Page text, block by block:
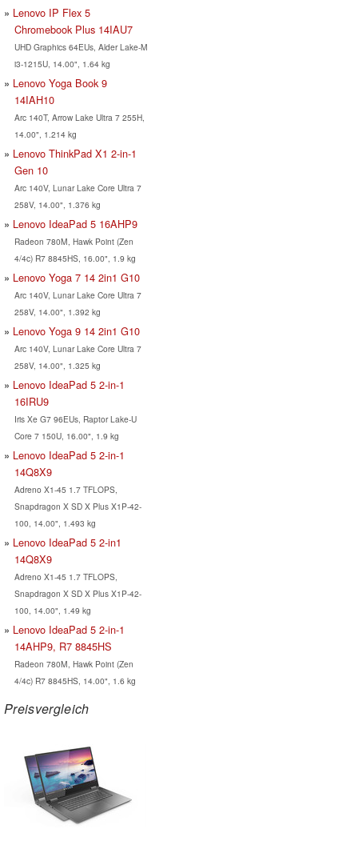
Lenovo IP Flex 5
Chromebook Plus 14IAU7
UHD Graphics 64EUs, Alder Lake-M
i3-1215U, 14.00", 1.64 kg
Lenovo Yoga Book 9
14IAH10
Arc 140T, Arrow Lake Ultra 7 255H,
14.00", 1.214 kg
Lenovo ThinkPad X1 2-in-1
Gen 10
Arc 140V, Lunar Lake Core Ultra 7
258V, 14.00", 1.376 kg
Lenovo IdeaPad 5 16AHP9
Radeon 780M, Hawk Point (Zen
4/4c) R7 8845HS, 16.00", 1.9 kg
Lenovo Yoga 7 14 2in1 G10
Arc 140V, Lunar Lake Core Ultra 7
258V, 14.00", 1.392 kg
Lenovo Yoga 9 14 2in1 G10
Arc 140V, Lunar Lake Core Ultra 7
258V, 14.00", 1.325 kg
Lenovo IdeaPad 5 2-in-1
16IRU9
Iris Xe G7 96EUs, Raptor Lake-U
Core 7 150U, 16.00", 1.9 kg
Lenovo IdeaPad 5 2-in-1
14Q8X9
Adreno X1-45 1.7 TFLOPS,
Snapdragon X SD X Plus X1P-42-
100, 14.00", 1.493 kg
Lenovo IdeaPad 5 2-in1
14Q8X9
Adreno X1-45 1.7 TFLOPS,
Snapdragon X SD X Plus X1P-42-
100, 14.00", 1.49 kg
Lenovo IdeaPad 5 2-in-1
14AHP9, R7 8845HS
Radeon 780M, Hawk Point (Zen
4/4c) R7 8845HS, 14.00", 1.6 kg
Preisvergleich